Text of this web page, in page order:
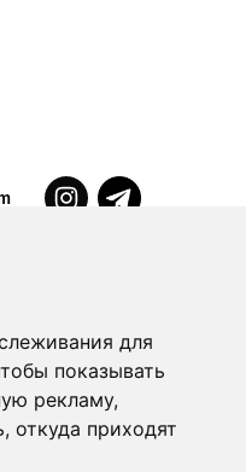
для
показывать
рекламу,
откуда приходят